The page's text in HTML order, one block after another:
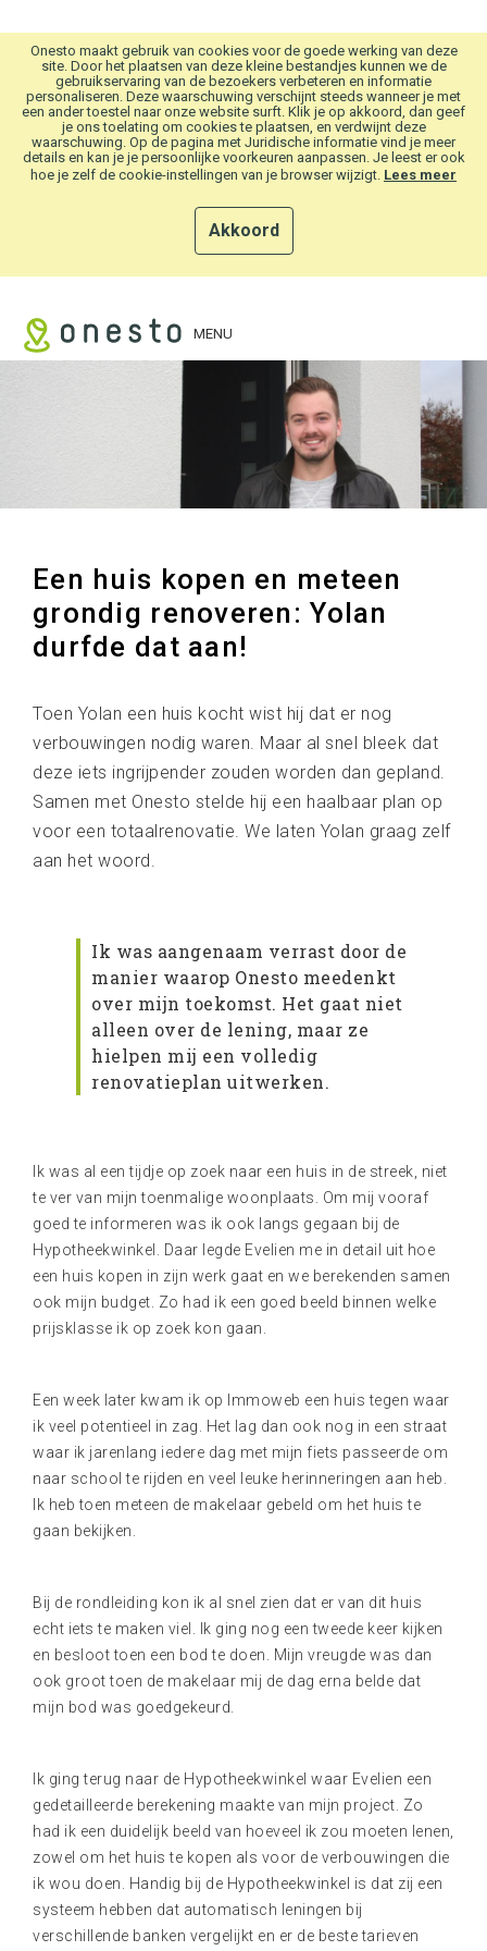
Onesto maakt gebruik van cookies voor de goede werking van deze
site. Door het plaatsen van deze kleine bestandjes kunnen we de
gebruikservaring van de bezoekers verbeteren en informatie
personaliseren. Deze waarschuwing verschijnt steeds wanneer je met
een ander toestel naar onze website surft. Klik je op akkoord, dan geef
je ons toelating om cookies te plaatsen, en verdwijnt deze
waarschuwing. Op de pagina met Juridische informatie vind je meer
details en kan je je persoonlijke voorkeuren aanpassen. Je leest er ook
hoe je zelf de cookie-instellingen van je browser wijzigt. Lees meer
Akkoord
MENU
Een huis kopen en meteen
grondig renoveren: Yolan
durfde dat aan!
Toen Yolan een huis kocht wist hij dat er nog
verbouwingen nodig waren. Maar al snel bleek dat
deze iets ingrijpender zouden worden dan gepland.
Samen met Onesto stelde hij een haalbaar plan op
voor een totaalrenovatie. We laten Yolan graag zelf
aan het woord.
Ik was aangenaam verrast door de
manier waarop Onesto meedenkt
over mijn toekomst. Het gaat niet
alleen over de lening, maar ze
hielpen mij een volledig
renovatieplan uitwerken.
Ik was al een tijdje op zoek naar een huis in de streek, niet
te ver van mijn toenmalige woonplaats. Om mij vooraf
goed te informeren was ik ook langs gegaan bij de
Hypotheekwinkel. Daar legde Evelien me in detail uit hoe
een huis kopen in zijn werk gaat en we berekenden samen
ook mijn budget. Zo had ik een goed beeld binnen welke
prijsklasse ik op zoek kon gaan.
Een week later kwam ik op Immoweb een huis tegen waar
ik veel potentieel in zag. Het lag dan ook nog in een straat
waar ik jarenlang iedere dag met mijn fiets passeerde om
naar school te rijden en veel leuke herinneringen aan heb.
Ik heb toen meteen de makelaar gebeld om het huis te
gaan bekijken.
Bij de rondleiding kon ik al snel zien dat er van dit huis
echt iets te maken viel. Ik ging nog een tweede keer kijken
en besloot toen een bod te doen. Mijn vreugde was dan
ook groot toen de makelaar mij de dag erna belde dat
mijn bod was goedgekeurd.
Ik ging terug naar de Hypotheekwinkel waar Evelien een
gedetailleerde berekening maakte van mijn project. Zo
had ik een duidelijk beeld van hoeveel ik zou moeten lenen,
zowel om het huis te kopen als voor de verbouwingen die
ik wou doen. Handig bij de Hypotheekwinkel is dat zij een
systeem hebben dat automatisch leningen bij
verschillende banken vergelijkt en er de beste tarieven